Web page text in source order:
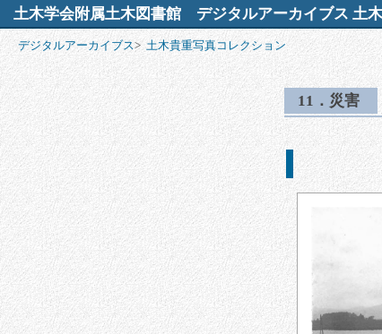
土木学会附属土木図書館 デジタルアーカイブス 土
デジタルアーカイブス> 土木貴重写真コレクション
11．災害